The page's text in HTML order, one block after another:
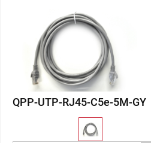
QPP-UTP-RJ45-C5e-5М-GY